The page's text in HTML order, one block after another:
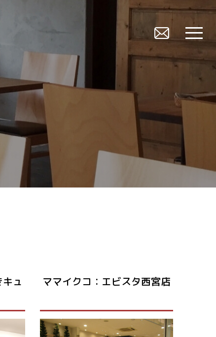
ュ ママイクコ：エビスタ西宮店